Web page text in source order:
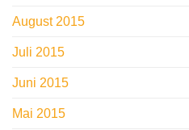
August 2015
Juli 2015
Juni 2015
Mai 2015